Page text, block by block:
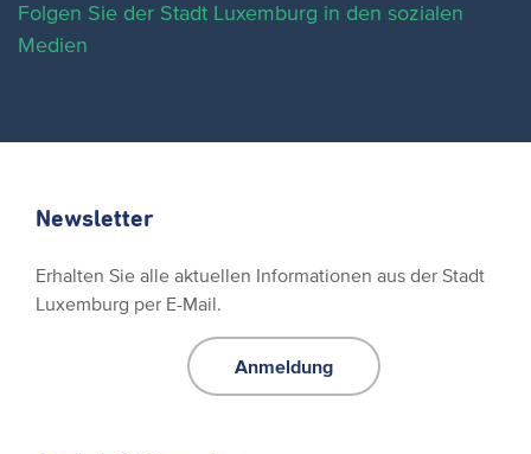
Folgen Sie der Stadt Luxemburg in den sozialen
Medien
Newsletter
Erhalten Sie alle aktuellen Informationen aus der Stadt
Luxemburg per E-Mail.
Anmeldung